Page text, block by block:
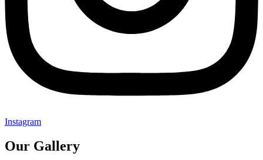
Instagram
Our Gallery